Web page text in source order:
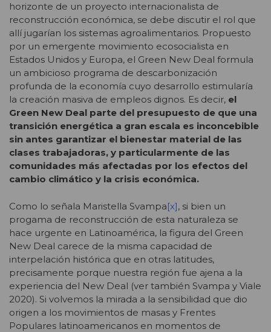
horizonte de un proyecto internacionalista de
reconstrucción económica, se debe discutir el rol que
allí jugarían los sistemas agroalimentarios. Propuesto
por un emergente movimiento ecosocialista en
Estados Unidos y Europa, el Green New Deal formula
un ambicioso programa de descarbonización
profunda de la economía cuyo desarrollo estimularía
la creación masiva de empleos dignos. Es decir, el
Green New Deal parte del presupuesto de que una
transición energética a gran escala es inconcebible
sin antes garantizar el bienestar material de las
clases trabajadoras, y particularmente de las
comunidades más afectadas por los efectos del
cambio climático y la crisis económica.
Como lo señala Maristella Svampa[x], si bien un
progama de reconstrucción de esta naturaleza se
hace urgente en Latinoamérica, la figura del Green
New Deal carece de la misma capacidad de
interpelación histórica que en otras latitudes,
precisamente porque nuestra región fue ajena a la
experiencia del New Deal (ver también Svampa y Viale
2020). Si volvemos la mirada a la sensibilidad que dio
origen a los movimientos de masas y Frentes
Populares latinoamericanos en momentos de